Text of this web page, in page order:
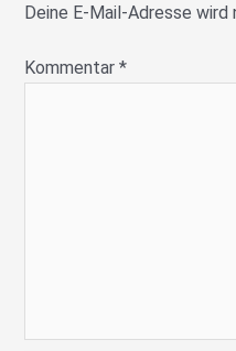
Deine E-Mail-Adresse
Kommentar *